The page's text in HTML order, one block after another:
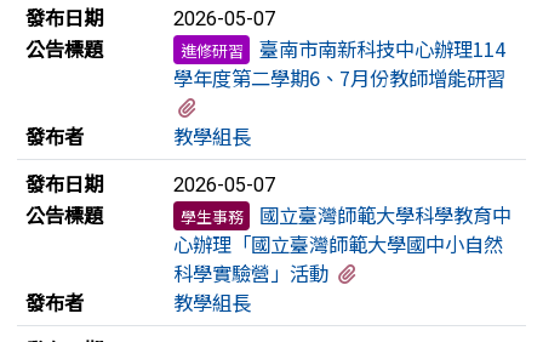
發布日期
2026-05-07
公告標題 進修研習
臺南市南新科技中心辦理114
學年度第二學期6、7月份教師增能研習
發布者
教學組長
發布日期
2026-05-07
公告標題 學生事務
國立臺灣師範大學科學教育中
心辦理「國立臺灣師範大學國中小自然
科學實驗營」活動
發布者
教學組長